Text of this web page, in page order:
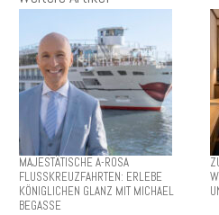
MAJESTÄTISCHE A-ROSA
FLUSSKREUZFAHRTEN: ERLEBE
KÖNIGLICHEN GLANZ MIT MICHAEL
BEGASSE